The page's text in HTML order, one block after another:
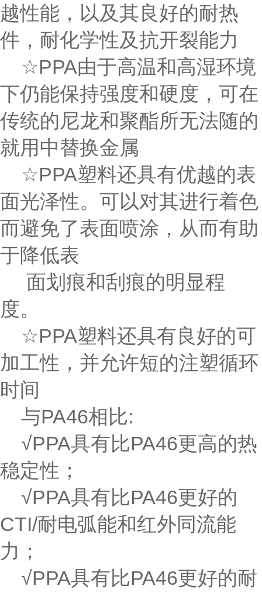
越性能，以及其良好的耐热
件，耐化学性及抗开裂能力
☆PPA由于高温和高湿环境
下仍能保持强度和硬度，可在
传统的尼龙和聚酯所无法随的
就用中替换金属
☆PPA塑料还具有优越的表
面光泽性。可以对其进行着色
而避免了表面喷涂，从而有助
于降低表
面划痕和刮痕的明显程
度。
☆PPA塑料还具有良好的可
加工性，并允许短的注塑循环
时间
与PA46相比:
√PPA具有比PA46更高的热
稳定性；
√PPA具有比PA46更好的
CTI/耐电弧能和红外同流能
力；
√PPA具有比PA46更好的耐